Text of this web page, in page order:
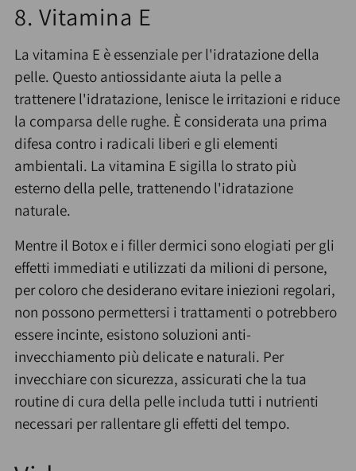
8. Vitamina E
La vitamina E è essenziale per l'idratazione della
pelle. Questo antiossidante aiuta la pelle a
trattenere l'idratazione, lenisce le irritazioni e riduce
la comparsa delle rughe. È considerata una prima
difesa contro i radicali liberi e gli elementi
ambientali. La vitamina E sigilla lo strato più
esterno della pelle, trattenendo l'idratazione
naturale.
Mentre il Botox e i filler dermici sono elogiati per gli
effetti immediati e utilizzati da milioni di persone,
per coloro che desiderano evitare iniezioni regolari,
non possono permettersi i trattamenti o potrebbero
essere incinte, esistono soluzioni anti-
invecchiamento più delicate e naturali. Per
invecchiare con sicurezza, assicurati che la tua
routine di cura della pelle includa tutti i nutrienti
necessari per rallentare gli effetti del tempo.